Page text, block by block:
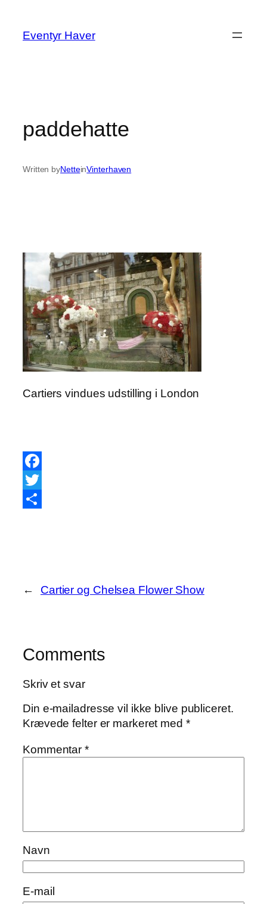
indhold
Eventyr Haver
paddehatte
Written byNetteinVinterhaven
Cartiers vindues udstilling i London
Facebook
Twitter
← Cartier og Chelsea Flower Show
Comments
Skriv et svar
Din e-mailadresse vil ikke blive publiceret.
Krævede felter er markeret med *
Kommentar*
Navn
E-mail